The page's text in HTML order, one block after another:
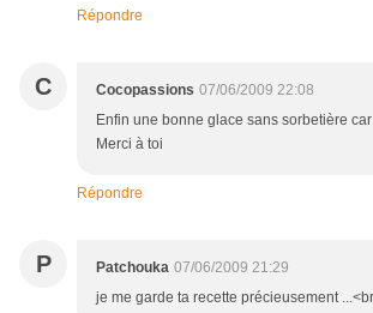
Répondre
C Cocopassions 07/06/2009 22:08
Enfin une bonne glace sans sorbetière
Merci à toi
Répondre
P Patchouka 07/06/2009 21:29
je me garde ta recette précieusement